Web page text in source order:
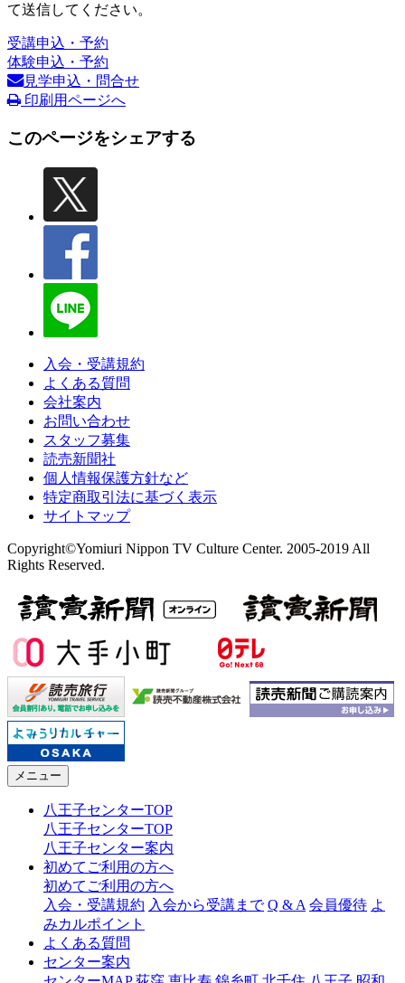
て送信してください。
受講申込・予約
体験申込・予約
見学申込・問合せ
印刷用ページへ
このページをシェアする
入会・受講規約
よくある質問
会社案内
お問い合わせ
スタッフ募集
読売新聞社
個人情報保護方針など
特定商取引法に基づく表示
サイトマップ
Copyright©Yomiuri Nippon TV Culture Center. 2005-2019 All
Rights Reserved.
メニュー
八王子センターTOP
八王子センターTOP
八王子センター案内
初めてご利用の方へ
初めてご利用の方へ
入会・受講規約 入会から受講まで Q & A 会員優待 よ
みカルポイント
よくある質問
センター案内